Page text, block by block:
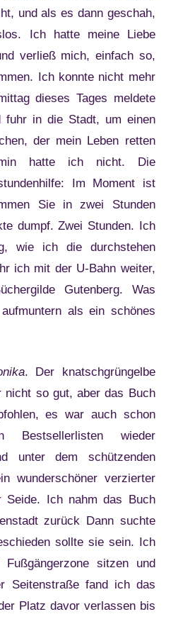
und als es dann geschah,
Ich hatte meine Liebe
verließ mich, einfach so,
Ich konnte nicht mehr
dieses Tages meldete
fuhr in die Stadt, um einen
der mein Leben retten
hatte ich nicht. Die
Im Moment ist
Sie in zwei Stunden
dumpf. Zwei Stunden. Ich
wie ich die durchstehen
ich mit der U-Bahn weiter,
Gutenberg. Was
als ein schönes
. Der knatschgrüngelbe
nicht so gut, aber das Buch
es war auch schon
wieder
unter dem schützenden
wunderschöner verzierter
Seide. Ich nahm das Buch
zurück Dann suchte
sollte sie sein. Ich
sitzen und
Seitenstraße fand ich das
Platz davor verlassen bis